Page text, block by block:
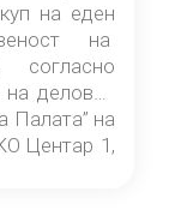
на еден
на
деловен
Палата” на
Центар 1,